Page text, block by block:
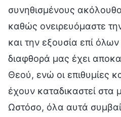
συνηθισμένους
καθώς ονειρευόμαστε
και την εξουσία επί
διαφθορά μας έχει
Θεού, ενώ οι επιθυμίες
έχουν καταδικαστεί στα
Ωστόσο, όλα αυτά